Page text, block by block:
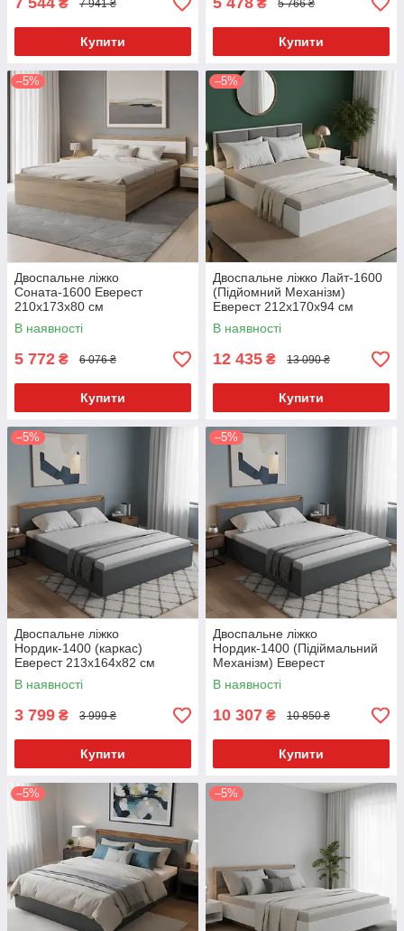
₴ 7 941 ₴
Купити
₴ 5 766 ₴
Купити
–5%
Двоспальне ліжко
Соната-1600 Еверест
210x173x80 см
В наявності
5 772 ₴ 6 076 ₴
Купити
–5%
Двоспальне ліжко Лайт-1600
(Підйомний Механізм)
Еверест 212x170x94 см
В наявності
12 435 ₴ 13 090 ₴
Купити
–5%
Двоспальне ліжко
Нордик-1400 (каркас)
Еверест 213x164x82 см
В наявності
3 799 ₴ 3 999 ₴
Купити
–5%
Двоспальне ліжко
Нордик-1400 (Підіймальний
Механізм) Еверест
213x164x82 см
В наявності
10 307 ₴ 10 850 ₴
Купити
–5% –5%